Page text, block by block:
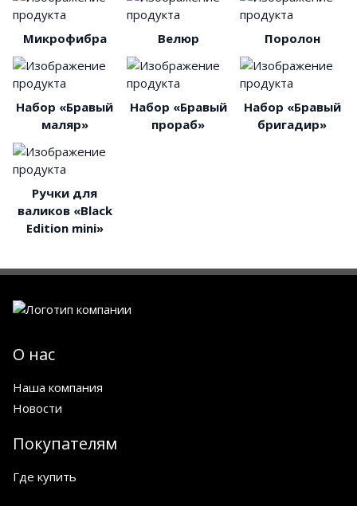
Микрофибра Велюр Поролон
Набор «Бравый
маляр»
Набор «Бравый
прораб»
Набор «Бравый
бригадир»
Ручки для
валиков «Black
Edition mini»
О нас
Наша компания
Новости
Покупателям
Где купить